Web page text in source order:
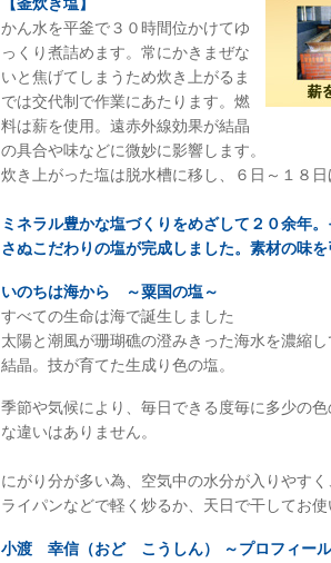
かん水を平釜で３０時間位かけてゆ
っくり煮詰めます。常にかきまぜな
いと焦げてしまうため炊き上がるま
では交代制で作業にあたります。燃
料は薪を使用。遠赤外線効果が結晶
の具合や味などに微妙に影響します。
炊き上がった塩は脱水槽に移し、６日～１８日
ミネラル豊かな塩づくりをめざして２０余年
さぬこだわりの塩が完成しました。素材の味
いのちは海から ～粟国の塩～
すべての生命は海で誕生しました
太陽と潮風が珊瑚礁の澄みきった海水を濃縮
結晶。技が育てた生成り色の塩。
季節や気候により、毎日できる度毎に多少の
な違いはありません。
にがり分が多い為、空気中の水分が入りやす
ライパンなどで軽く炒るか、天日で干してお
小渡 幸信（おど こうしん） ～プロフィー